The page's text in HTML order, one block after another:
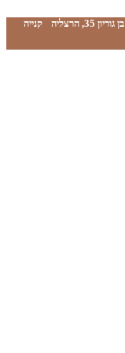
בן גוריון 35, הרצליה
קנייה